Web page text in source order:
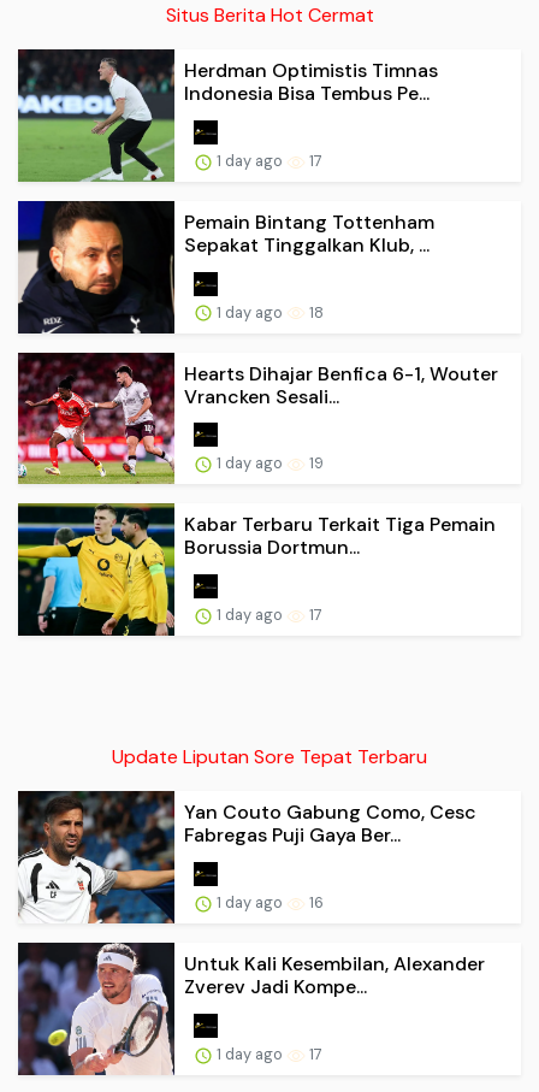
Situs Berita Hot Cermat
Herdman Optimistis Timnas
Indonesia Bisa Tembus Pe...
1 day ago 17
Pemain Bintang Tottenham
Sepakat Tinggalkan Klub, ...
1 day ago 18
Hearts Dihajar Benfica 6-1, Wouter
Vrancken Sesali...
1 day ago 19
Kabar Terbaru Terkait Tiga Pemain
Borussia Dortmun...
1 day ago 17
Update Liputan Sore Tepat Terbaru
Yan Couto Gabung Como, Cesc
Fabregas Puji Gaya Ber...
1 day ago 16
Untuk Kali Kesembilan, Alexander
Zverev Jadi Kompe...
1 day ago 17